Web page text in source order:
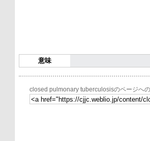
意味
closed pulmonary tuberculosisのページへ